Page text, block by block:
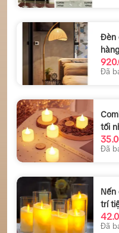
Đèn
Đã
tối
Đã
Nến
trí
Đã